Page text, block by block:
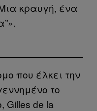
κραυγή, ένα
που έλκει την
το
Gilles de la